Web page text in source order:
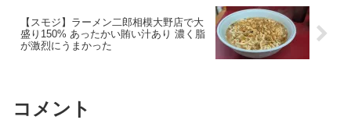
【スモジ】ラーメン二郎相模大野店で大
盛り150% あったかい賄い汁あり 濃く脂
が激烈にうまかった
コメント